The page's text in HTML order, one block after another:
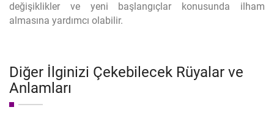
değişiklikler ve yeni başlangıçlar konusunda ilham
almasına yardımcı olabilir.
Diğer İlginizi Çekebilecek Rüyalar ve
Anlamları